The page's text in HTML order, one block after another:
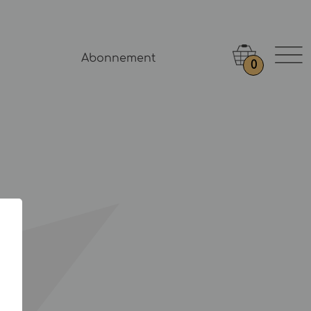
Abonnement
0